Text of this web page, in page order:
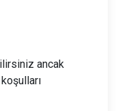
ancak